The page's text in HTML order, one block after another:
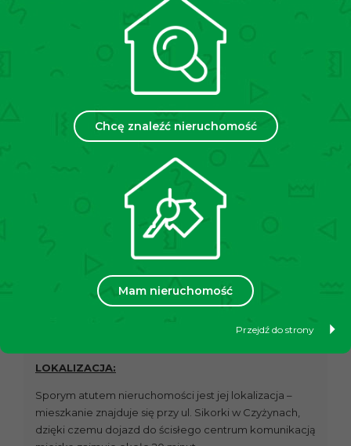
Chcę znaleźć nieruchomość
Mam nieruchomość
Przejdź do strony
– nowoczesny budynek z 2018 roku,
– cichobieżna winda,
– ogrzewanie oraz ciepła woda z sieci MPEC,
– zamknięte i bezpieczne osiedle,
– rowerownia oraz wózkownia,
– miejsce postojowe zewnętrzne na zamkniętym
terenie,
– doskonała propozycja dla rodziny, pary lub jako
Do mieszkania przynależy zewnętrzne miejsce
postojowe, znajdujące się obok budynku na
PRAWO WŁASNOŚCI NIERUCHOMOŚCI:
Pełna własność z wyodrębnioną księgą wieczystą, co
LOKALIZACJA:
Sporym atutem nieruchomości jest jej lokalizacja –
mieszkanie znajduje się przy ul. Sikorki w Czyżynach,
dzięki czemu dojazd do ścisłego centrum komunikacją